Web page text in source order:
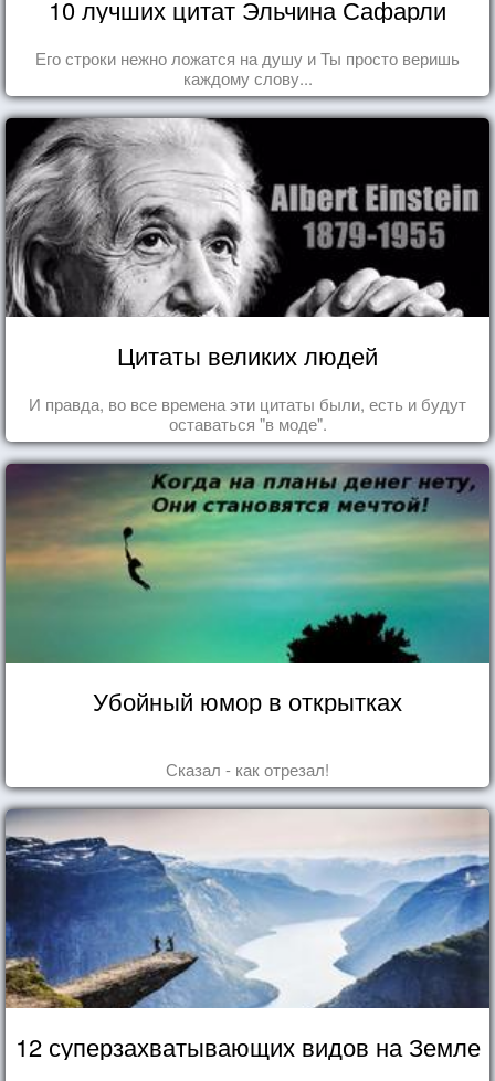
10 лучших цитат Эльчина Сафарли
Его строки нежно ложатся на душу и Ты просто веришь
каждому слову...
Цитаты великих людей
И правда, во все времена эти цитаты были, есть и будут
оставаться "в моде".
Убойный юмор в открытках
Сказал - как отрезал!
12 суперзахватывающих видов на Земле